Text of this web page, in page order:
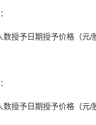
授予日期授予价格（元/
授予日期授予价格（元/